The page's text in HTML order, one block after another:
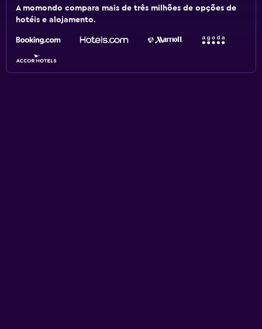
A momondo compara mais de três milhões de opções de
hotéis e alojamento.